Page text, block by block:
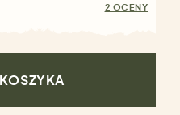
2 OCENY